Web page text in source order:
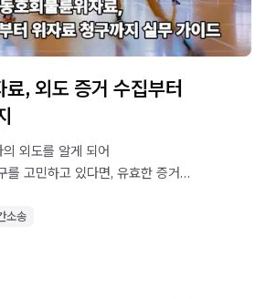
, 외도 증거 수집부터
외도를 알게 되어
를 고민하고 있다면, 유효한 증거
소송